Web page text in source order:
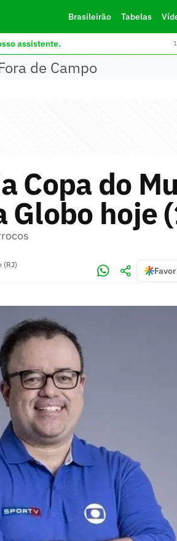
Brasileirão Tabelas
assistente.
de Campo
Copa do
Globo hoje
(RJ)